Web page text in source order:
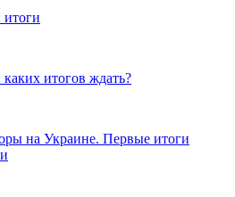
итогов ждать?
на Украине. Первые итоги